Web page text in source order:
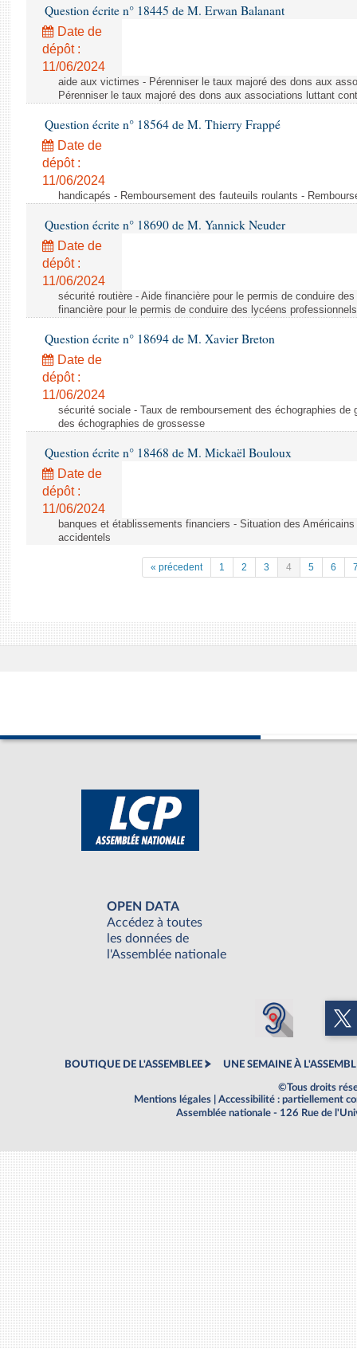
Question écrite n° 18445 de M. Erwan Balanant
Date de
dépôt :
11/06/2024
aide aux victimes - Pérenniser le taux majoré des dons aux
Pérenniser le taux majoré des dons aux associations luttant
Question écrite n° 18564 de M. Thierry Frappé
Date de
dépôt :
11/06/2024
handicapés - Remboursement des fauteuils roulants -
Question écrite n° 18690 de M. Yannick Neuder
Date de
dépôt :
11/06/2024
sécurité routière - Aide financière pour le permis de conduire
financière pour le permis de conduire des lycéens professionnels
Question écrite n° 18694 de M. Xavier Breton
Date de
dépôt :
11/06/2024
sécurité sociale - Taux de remboursement des échographies de
des échographies de grossesse
Question écrite n° 18468 de M. Mickaël Bouloux
Date de
dépôt :
11/06/2024
banques et établissements financiers - Situation des
accidentels
« précedent 1 2 3 4 5 6
OPEN DATA
Accédez à toutes
les données de
l'Assemblée nationale
BOUTIQUE DE L'ASSEMBLEE UNE SEMAINE À
©Tous droits
Mentions légales
Accessibilité : partiellement
Assemblée nationale - 126 Rue de